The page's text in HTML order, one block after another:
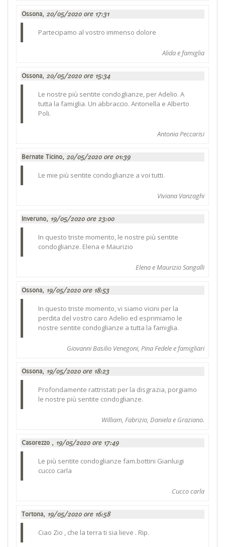
Ossona, 20/05/2020 ore 17:31
Partecipamo al vostro immenso dolore
Alida e famiglia
Ossona, 20/05/2020 ore 15:34
Le nostre più sentite condoglianze, per Adelio. A
tutta la famiglia. Un abbraccio. Antonella e Alberto
Poli.
Antonia Peccarisi
Bernate Ticino, 20/05/2020 ore 01:39
Le mie più sentite condoglianze a voi tutti.
Viviana Vanzaghi
Inveruno, 19/05/2020 ore 23:00
In questo triste momento, le nostre più sentite
condoglianze. Elena e Maurizio
Elena e Maurizio Sangalli
Ossona, 19/05/2020 ore 18:53
In questo triste momento, vi siamo vicini per la
perdita del vostro caro Adelio ed esprimiamo le
nostre sentite condoglianze a tutta la famiglia.
Giovanni Basilio Venegoni, Pina Fedele e famigliari
Ossona, 19/05/2020 ore 18:23
Profondamente rattristati per la disgrazia, porgiamo
le nostre più sentite condoglianze.
William, Fabrizio, Daniela e Graziano.
Casorezzo , 19/05/2020 ore 17:49
Le più sentite condoglianze fam.bottini Gianluigi
cucco carla
Cucco carla
Tortona, 19/05/2020 ore 16:58
Ciao Zio , che la terra ti sia lieve . Rip.